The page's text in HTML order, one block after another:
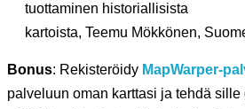
tuottaminen historiallisista
kartoista, Teemu Mökkönen,
Bonus: Rekisteröidy MapWarper-
palveluun oman karttasi ja tehdä